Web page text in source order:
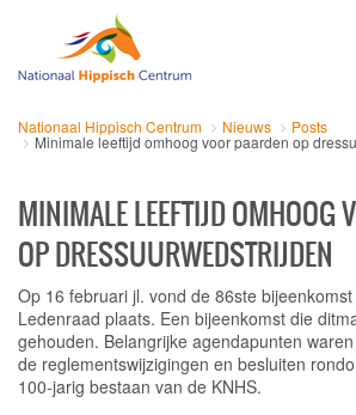
Nationaal Hippisch Centrum Nieuws Posts
Minimale leeftijd omhoog voor paarden op
MINIMALE LEEFTIJD OMHOOG
OP DRESSUURWEDSTRIJDEN
Op 16 februari jl. vond de 86ste
Ledenraad plaats. Een bijeenkomst die
gehouden. Belangrijke agendapunten
de reglementswijzigingen en besluiten
100-jarig bestaan van de KNHS.